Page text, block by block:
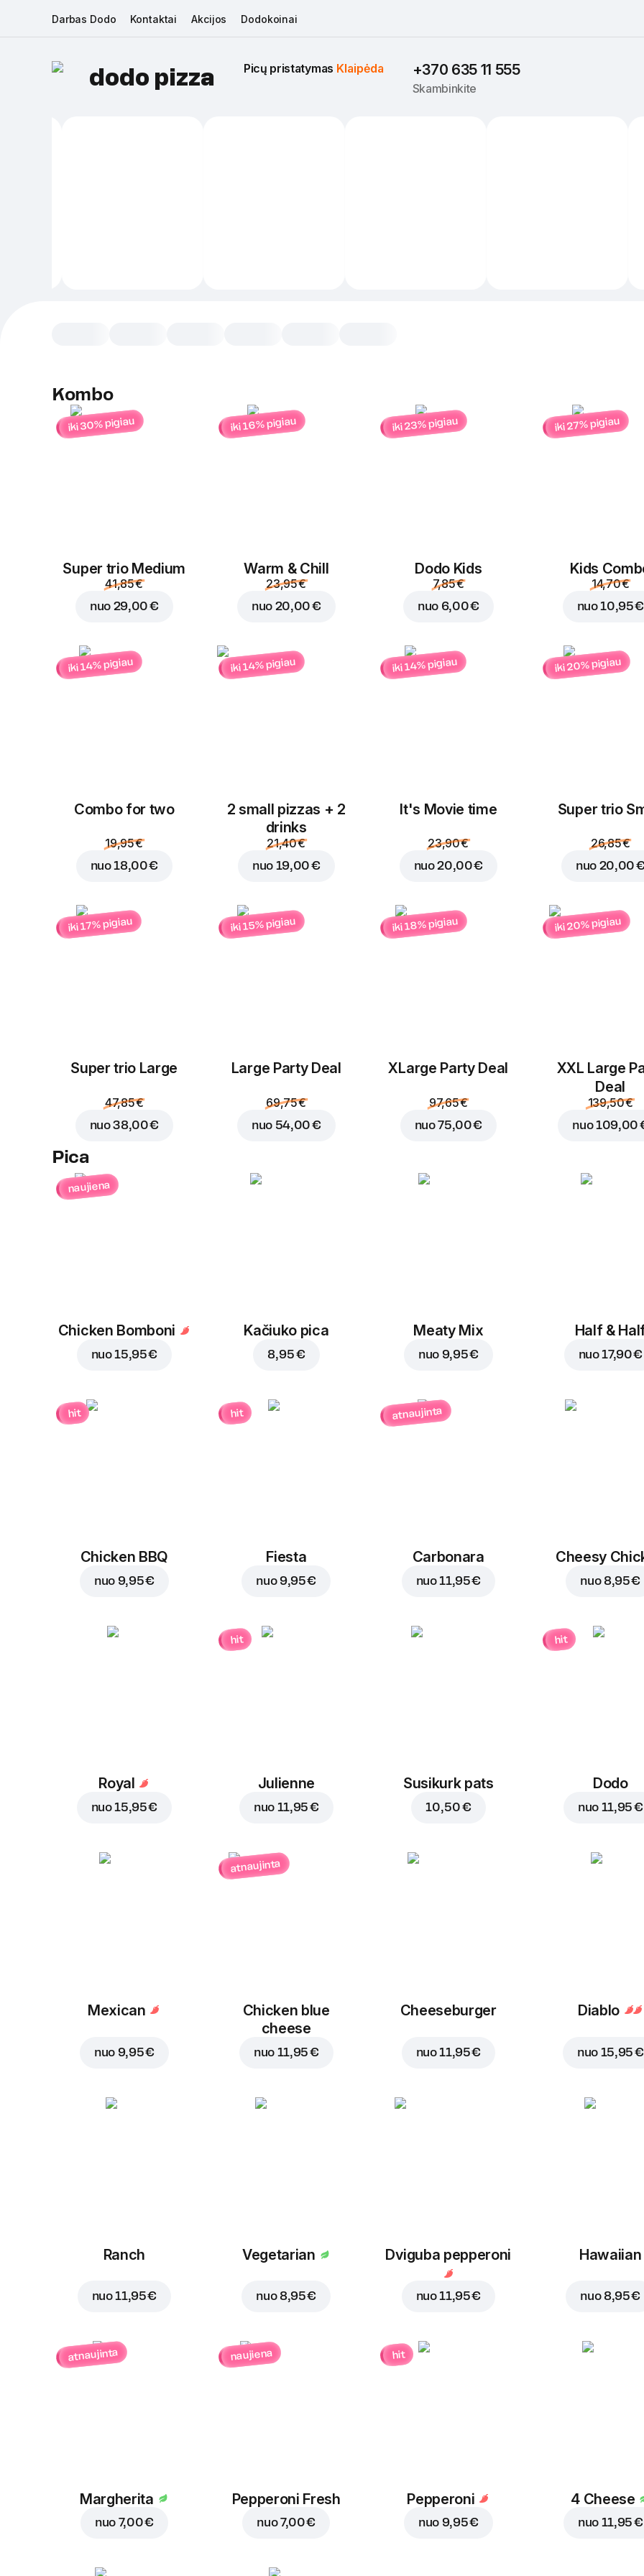
Darbas Dodo Kontaktai Akcijos Dodokoinai
dodo pizza Picų pristatymas Klaipėda +370 635 11 555
Skambinkite
Žemės
Kombo
iki 30% pigiau
Super trio Medium
41,85 €
nuo 29,00 €
iki 16% pigiau
Warm & Chill
23,95 €
nuo 20,00 €
iki 23% pigiau
Dodo Kids
7,85 €
nuo 6,00 €
iki 27% pigiau
Kids
14,70 €
nuo10,95 €
iki 14% pigiau
Combo for two
19,95 €
nuo18,00 €
iki 14% pigiau
2 small pizzas + 2
drinks
21,40 €
nuo 19,00 €
iki 14% pigiau
It's Movie time
23,90 €
nuo20,00 €
iki 20% pigiau
Super trio
26,85 €
nuo 20,00 €
iki 17% pigiau
Super trio Large
47,85 €
nuo38,00 €
iki 15% pigiau
Large Party Deal
69,75 €
nuo 54,00 €
iki 18% pigiau
ХLarge Party Deal
97,65 €
nuo75,00 €
iki 20% pigiau
XXL Large
Deal
139,50 €
nuo 109,00
Pica
naujiena
Chicken Bomboni
nuo15,95 €
Kačiuko pica
8,95 €
Meaty Mix
nuo 9,95 €
Half &
nuo17,90 €
hit
Chicken BBQ
nuo 9,95 €
hit
Fiesta
nuo 9,95 €
atnaujinta
Carbonara
nuo11,95 €
Cheesy
nuo 8,95 €
Royal
nuo15,95 €
hit
Julienne
nuo 11,95 €
Susikurk pats
10,50 €
hit
Dodo
nuo 11,95 €
Mexican
nuo 9,95 €
atnaujinta
Chicken blue
cheese
nuo 11,95 €
Cheeseburger
nuo11,95 €
Diablo
nuo 15,95 €
Ranch
nuo11,95 €
Vegetarian
nuo 8,95 €
Dviguba pepperoni
nuo11,95 €
Hawaiian
nuo 8,95 €
atnaujinta
Margherita
nuo 7,00 €
naujiena
Pepperoni Fresh
nuo7,00 €
hit
Pepperoni
nuo 9,95 €
4 Cheese
nuo 11,95 €